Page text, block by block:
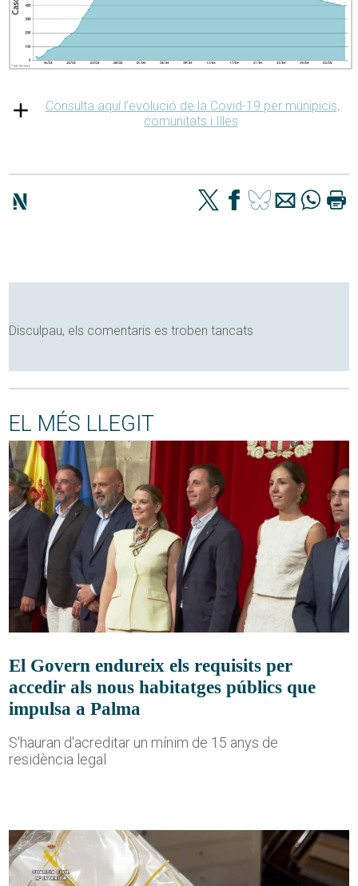
Consulta aquí l’evolució de la Covid-19 per munipicis,
comunitats i Illes
Disculpau, els comentaris es troben tancats
EL MÉS LLEGIT
El Govern endureix els requisits per
accedir als nous habitatges públics que
impulsa a Palma
S'hauran d'acreditar un mínim de 15 anys de
residència legal